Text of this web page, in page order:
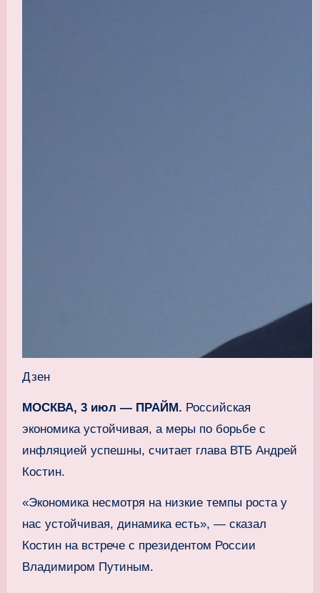
Дзен
МОСКВА, 3 июл — ПРАЙМ. Российская
экономика устойчивая, а меры по борьбе с
инфляцией успешны, считает глава ВТБ Андрей
Костин.
«Экономика несмотря на низкие темпы роста у
нас устойчивая, динамика есть», — сказал
Костин на встрече с президентом России
Владимиром Путиным.